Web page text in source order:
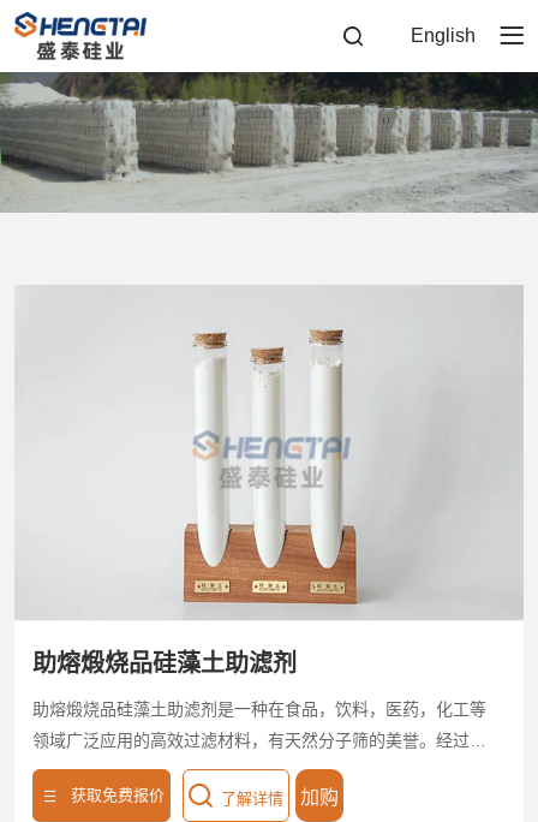
English
产
中
心
助熔煅烧品硅藻土助滤剂
助熔煅烧品硅藻土助滤剂是一种在食品，饮料，医药，化工等
领域广泛应用的高效过滤材料，有天然分子筛的美誉。经过
800-1150度高温煅烧制得的助熔煅烧硅藻土助滤剂，过滤速度
快，过滤精度高，能显著提升所过滤滤液的产品质量。
获取免费报价 了解详情 加购